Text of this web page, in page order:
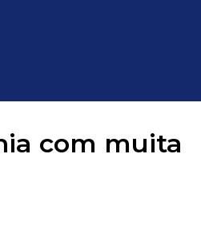
com muita